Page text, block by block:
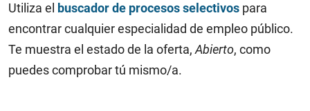
Utiliza el buscador de procesos selectivos para
encontrar cualquier especialidad de empleo público.
Te muestra el estado de la oferta, Abierto, como
puedes comprobar tú mismo/a.